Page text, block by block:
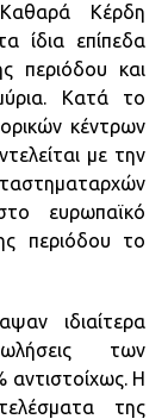
Κέρδη
ίδια επίπεδα
περιόδου και
Κατά το
κέντρων
με την
ευρωπαϊκό
περιόδου το
ιδιαίτερα
των
αντιστοίχως. Η
της